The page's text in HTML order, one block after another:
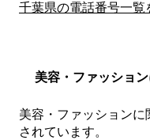
千葉県の電話番号一覧
美容・ファッショ
美容・ファッションに
されています。